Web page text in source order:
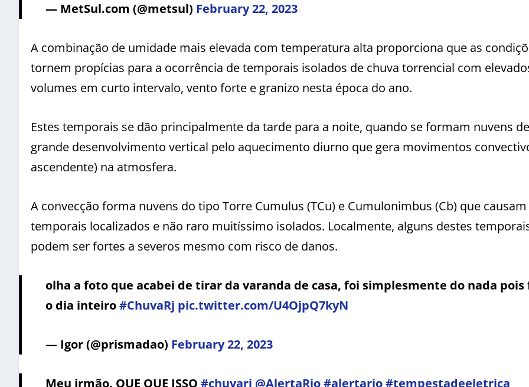
— MetSul.com (@metsul) February 22, 2023
A combinação de umidade mais elevada com temperatura alta proporciona que as
tornem propícias para a ocorrência de temporais isolados de chuva torrencial com
volumes em curto intervalo, vento forte e granizo nesta época do ano.
Estes temporais se dão principalmente da tarde para a noite, quando se formam nuvens de
grande desenvolvimento vertical pelo aquecimento diurno que gera movimentos
ascendente) na atmosfera.
A convecção forma nuvens do tipo Torre Cumulus (TCu) e Cumulonimbus (Cb) que causam
temporais localizados e não raro muitíssimo isolados. Localmente, alguns destes
podem ser fortes a severos mesmo com risco de danos.
olha a foto que acabei de tirar da varanda de casa, foi simplesmente do nada pois
o dia inteiro#ChuvaRj pic.twitter.com/U4OjpQ7kyN
— Igor (@prismadao) February 22, 2023
Meu irmão. QUE QUE ISSO #chuvarj @AlertaRio#alertario#tempestadeeletrica